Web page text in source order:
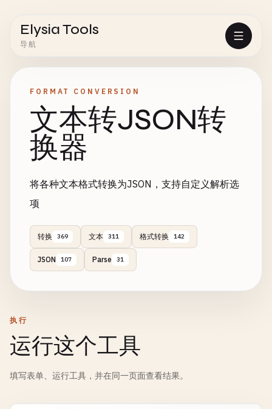
Elysia Tools
导航
FORMAT CONVERSION
文本转JSON转
换器
将各种文本格式转换为JSON，支持自定义解析选
项
转换 369 文本 311 格式转换 142
JSON 107 Parse 31
执行
运行这个工具
填写表单、运行工具，并在同一页面查看结果。